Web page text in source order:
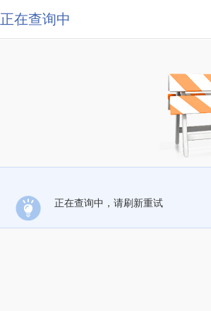
正在查询中
正在查询中，请刷新重试